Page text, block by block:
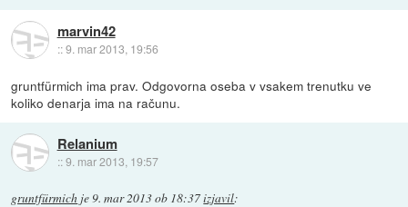
marvin42
::9. mar 2013, 19:56
gruntfürmich ima prav. Odgovorna oseba v vsakem trenutku ve
koliko denarja ima na računu.
Relanium
::9. mar 2013, 19:57
gruntfürmich je9. mar 2013 ob 18:37izjavil: